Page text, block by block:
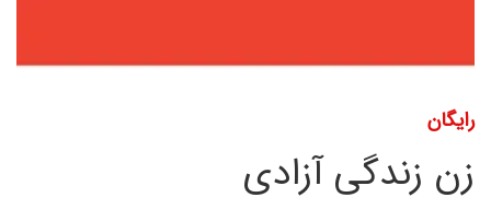
رایگان
زن زندگی آزادی